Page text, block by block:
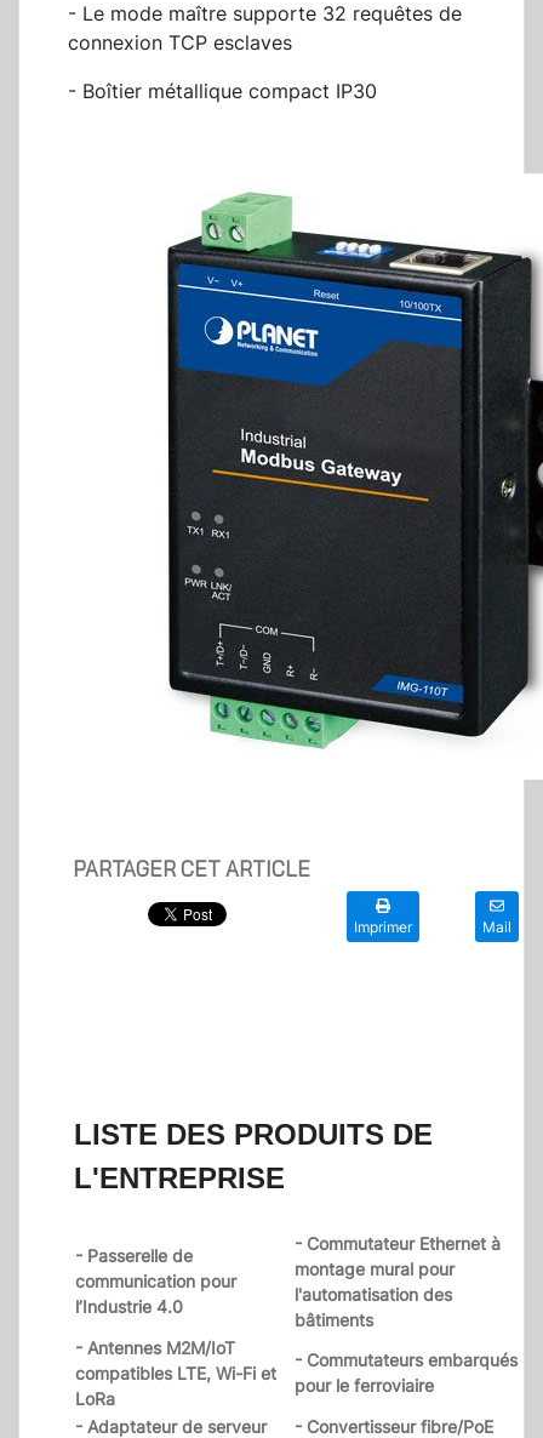
- Le mode maître supporte 32 requêtes de
connexion TCP esclaves
- Boîtier métallique compact IP30
PARTAGER CET ARTICLE
Imprimer Mail
LISTE DES PRODUITS DE
L'ENTREPRISE
- Passerelle de
communication pour
l’Industrie 4.0
- Commutateur Ethernet à
montage mural pour
l'automatisation des
bâtiments
- Antennes M2M/IoT
compatibles LTE, Wi-Fi et
LoRa
- Commutateurs embarqués
pour le ferroviaire
- Adaptateur de serveur
- Convertisseur fibre/PoE